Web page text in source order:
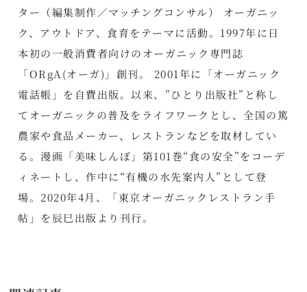
ター（編集制作／マッチングコンサル） オーガニッ
ク、アウトドア、食育をテーマに活動。1997年に日
本初の一般消費者向けのオーガニック専門誌
「ORgA(オーガ)」創刊。 2001年に「オーガニック
電話帳」を自費出版。以来、”ひとり出版社”と称し
てオーガニックの普及をライフワークとし、全国の篤
農家や食品メーカー、レストランなどを取材してい
る。漫画「美味しんぼ」第101巻“食の安全”をコーデ
ィネートし、作中に“有機の水先案内人”として登
場。2020年4月、「東京オーガニックレストラン手
帖」を辰巳出版より刊行。